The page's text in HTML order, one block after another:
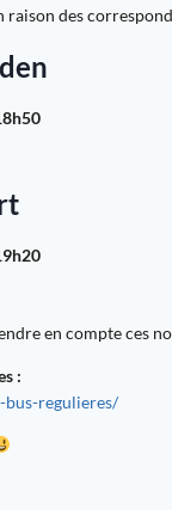
raison des
en compte ces
:
regulieres/